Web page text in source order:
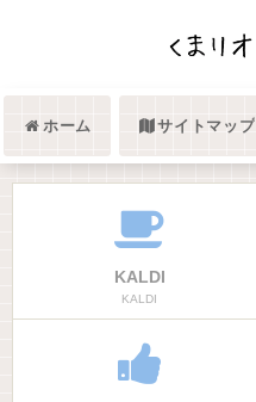
ホーム サイトマップ
KALDI
KALDI